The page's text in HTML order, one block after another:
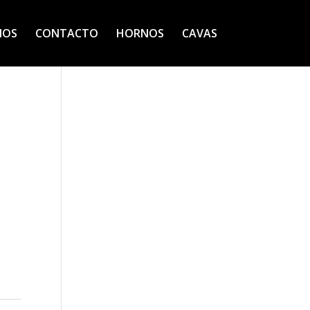
CONTACTO HORNOS CAVAS